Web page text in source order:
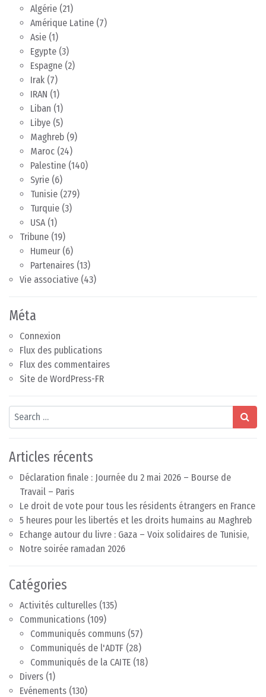
Algérie (21)
Amérique Latine (7)
Asie (1)
Egypte (3)
Espagne (2)
Irak (7)
IRAN (1)
Liban (1)
Libye (5)
Maghreb (9)
Maroc (24)
Palestine (140)
Syrie (6)
Tunisie (279)
Turquie (3)
USA(1)
Tribune (19)
Humeur (6)
Partenaires (13)
Vie associative (43)
Méta
Connexion
Flux des publications
Flux des commentaires
Site de WordPress-FR
Search
Articles récents
Déclaration finale : Journée du 2 mai 2026 – Bourse de
Travail – Paris
Le droit de vote pour tous les résidents étrangers en France
5 heures pour les libertés et les droits humains au Maghreb
Echange autour du livre : Gaza – Voix solidaires de Tunisie,
Notre soirée ramadan 2026
Catégories
Activités culturelles (135)
Communications (109)
Communiqués communs (57)
Communiqués de l'ADTF (28)
Communiqués de la CAITE (18)
Divers (1)
Evénements (130)